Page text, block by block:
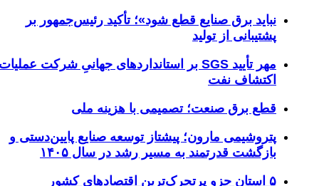
برق صنایع قطع شود»؛ تأکید رئیس‌جمهور بر
از تولید
مهر تأیید SGS بر استانداردهای جهانیِ شرکت عملیات
نفت
برق صنعت؛ تصمیمی با هزینه ملی
مارون؛ پیشتاز توسعه صنایع پایین‌دستی و
قدرتمند به مسیر رشد در سال ۱۴۰۵